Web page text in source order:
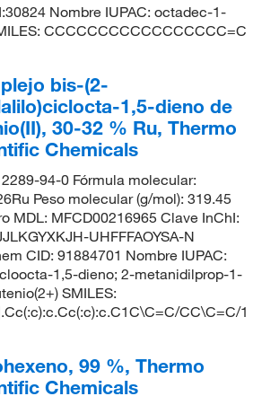
Nombre IUPAC: octadec-1-
CCCCCCCCCCCCCCCCC=C
bis-(2-
1,5-dieno de
30-32 % Ru, Thermo
Chemicals
94-0 Fórmula molecular:
Peso molecular (g/mol): 319.45
MDL: MFCD00216965 Clave InChI:
UHFFFAOYSA-N
CID: 91884701 Nombre IUPAC:
1,5-dieno; 2-metanidilprop-1-
SMILES:
CC\C=C/1
99 %, Thermo
Chemicals